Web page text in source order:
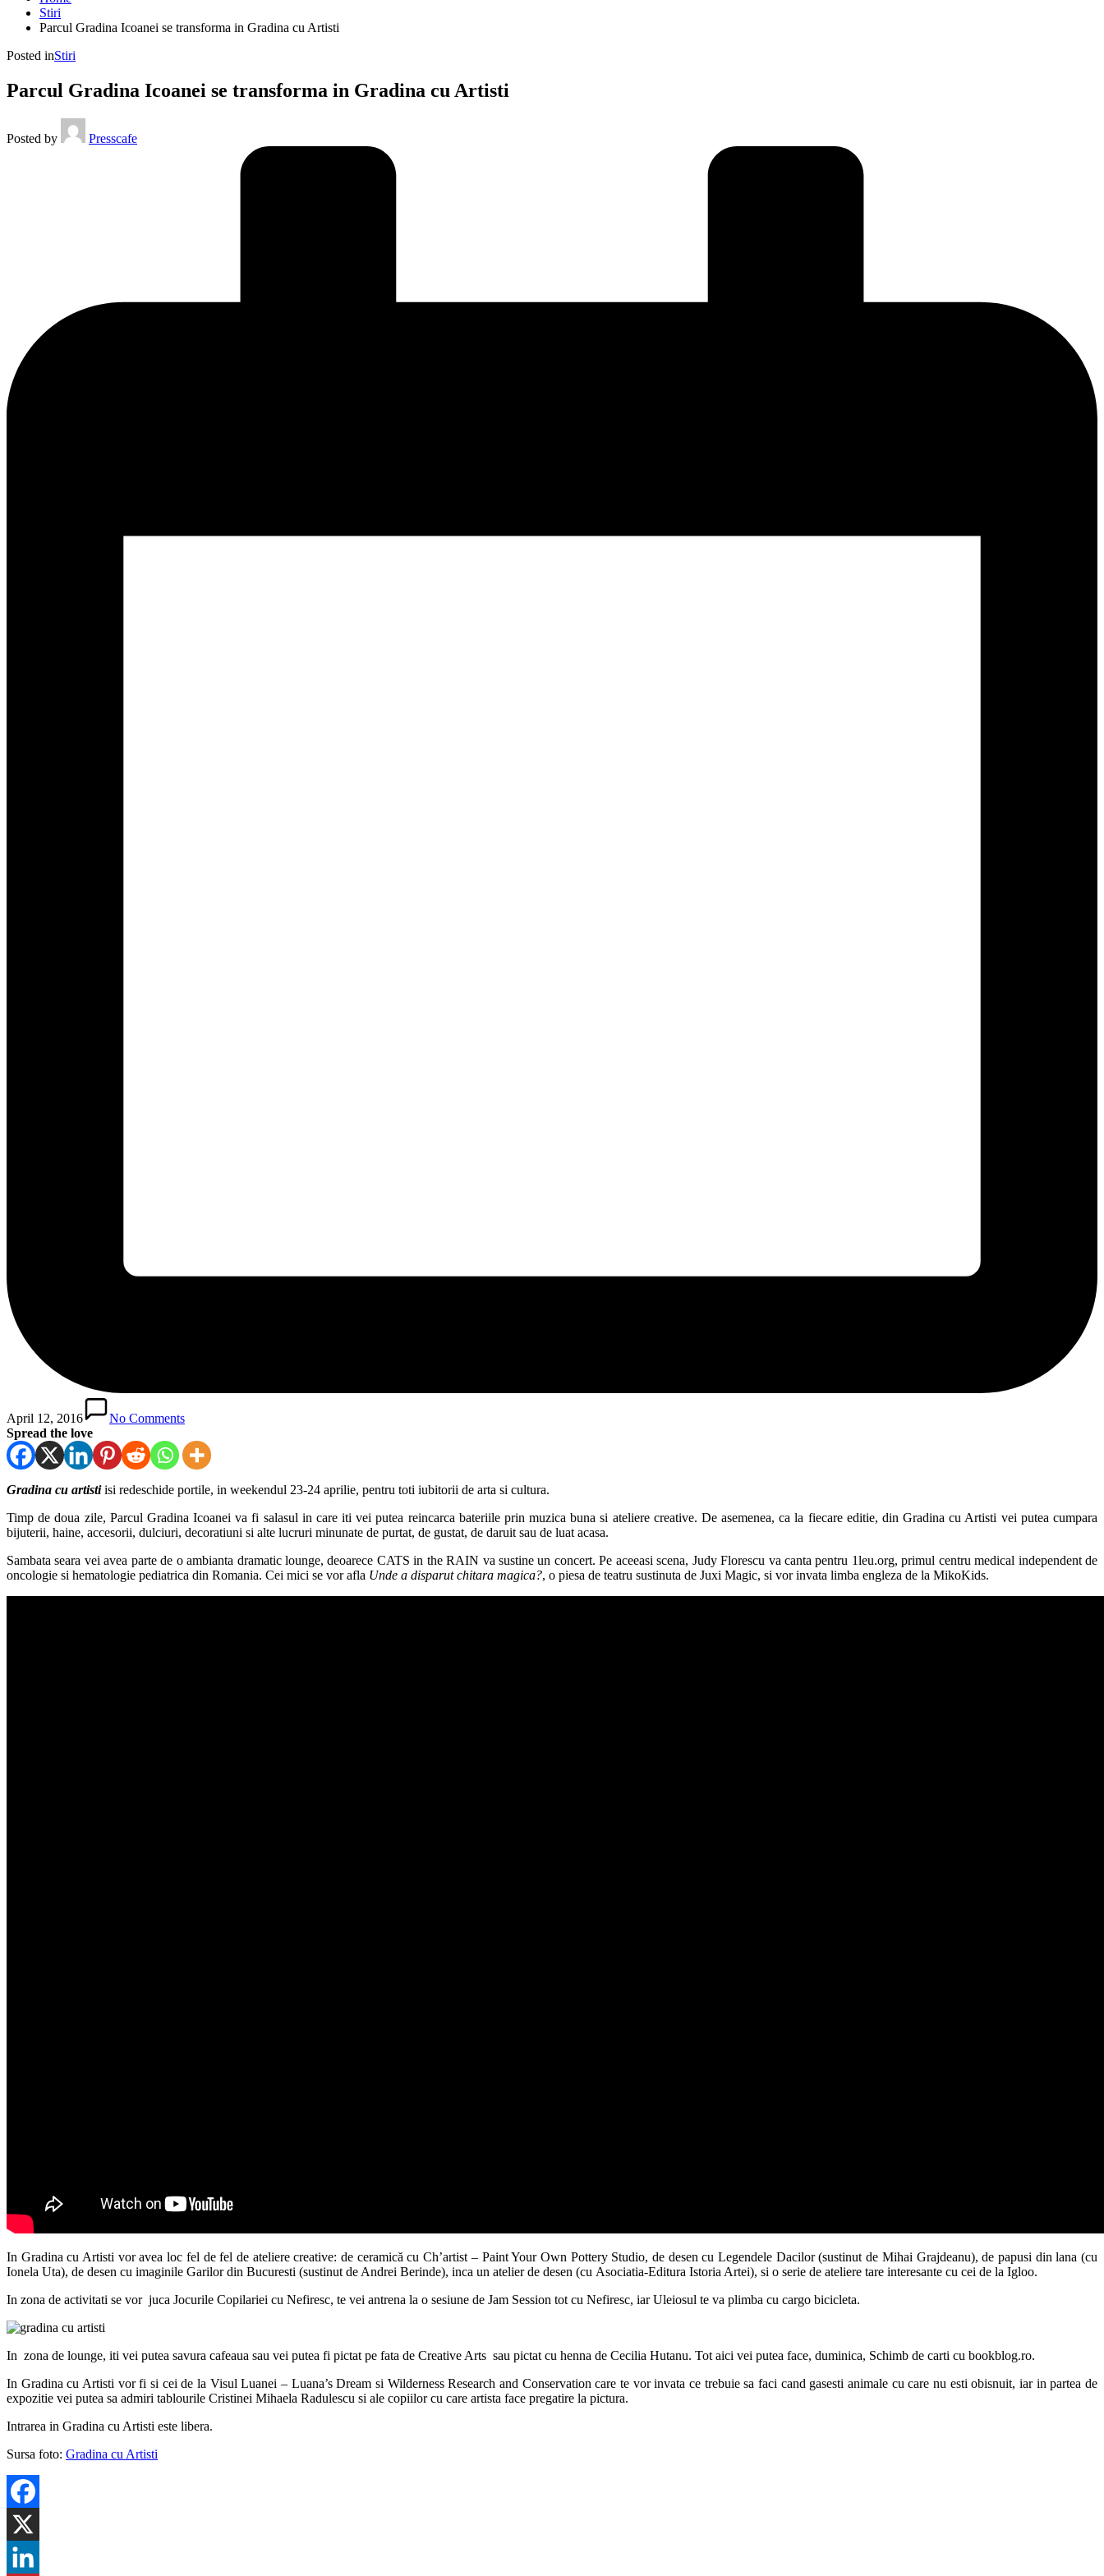
Stiri
Parcul Gradina Icoanei se transforma in Gradina cu Artisti
Posted inStiri
Parcul Gradina Icoanei se transforma in Gradina cu Artisti
Posted by Presscafe
April 12, 2016
No Comments
Spread the love
Gradina cu artistiisi redeschide portile, in weekendul 23-24 aprilie, pentru toti iubitorii de arta si cultura.
Timp de doua zile, Parcul Gradina Icoanei va fi salasul in care iti vei putea reincarca bateriile prin muzica buna si ateliere creative. De asemenea, ca la fiecare editie, din Gradina cu Artisti vei putea cumpara
bijuterii, haine, accesorii, dulciuri, decoratiuni si alte lucruri minunate de purtat, de gustat, de daruit sau de luat acasa.
Sambata seara vei avea parte de o ambianta dramatic lounge, deoarece CATS in the RAIN va sustine un concert. Pe aceeasi scena, Judy Florescu va canta pentru 1leu.org, primul centru medical independent de
oncologie si hematologie pediatrica din Romania. Cei mici se vor afla Unde a disparut chitara magica?, o piesa de teatru sustinuta de Juxi Magic, si vor invata limba engleza de la MikoKids.
In Gradina cu Artisti vor avea loc fel de fel de ateliere creative: de ceramică cu Ch’artist – Paint Your Own Pottery Studio, de desen cu Legendele Dacilor (sustinut de Mihai Grajdeanu), de papusi din lana (cu
Ionela Uta), de desen cu imaginile Garilor din Bucuresti (sustinut de Andrei Berinde), inca un atelier de desen (cu Asociatia-Editura Istoria Artei), si o serie de ateliere tare interesante cu cei de la Igloo.
In zona de activitati se vor juca Jocurile Copilariei cu Nefiresc, te vei antrena la o sesiune de Jam Session tot cu Nefiresc, iar Uleiosul te va plimba cu cargo bicicleta.
In zona de lounge, iti vei putea savura cafeaua sau vei putea fi pictat pe fata de Creative Arts sau pictat cu henna de Cecilia Hutanu. Tot aici vei putea face, duminica, Schimb de carti cu bookblog.ro.
In Gradina cu Artisti vor fi si cei de la Visul Luanei – Luana’s Dream si Wilderness Research and Conservation care te vor invata ce trebuie sa faci cand gasesti animale cu care nu esti obisnuit, iar in partea de
expozitie vei putea sa admiri tablourile Cristinei Mihaela Radulescu si ale copiilor cu care artista face pregatire la pictura.
Intrarea in Gradina cu Artisti este libera.
Sursa foto: Gradina cu Artisti